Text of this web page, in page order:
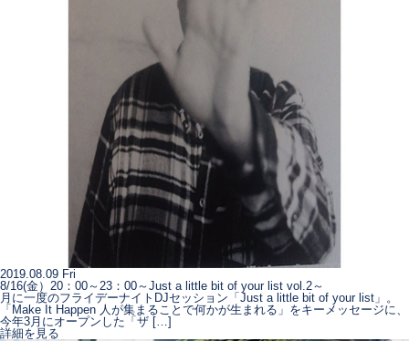
2019.08.09 Fri
8/16(金）20：00～23：00～Just a little bit of your list vol.2～
月に一度のフライデーナイトDJセッション「Just a little bit of your list」。
「Make It Happen 人が集まることで何かが生まれる」をキーメッセージに、
今年3月にオープンした「ザ […]
詳細を見る